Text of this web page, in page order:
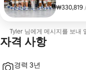
₩330,819
1인당
,
Tyler 님에게 메시지를 보내
자격 사항
경력 3년